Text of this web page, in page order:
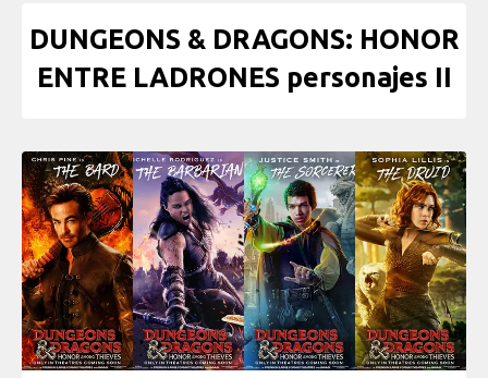
DUNGEONS & DRAGONS: HONOR
ENTRE LADRONES personajes II